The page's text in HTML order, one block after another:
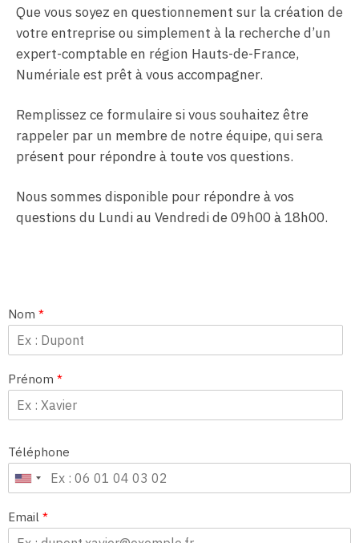
Que vous soyez en questionnement sur la création de
votre entreprise ou simplement à la recherche d’un
expert-comptable en région Hauts-de-France,
Numériale est prêt à vous accompagner.
Remplissez ce formulaire si vous souhaitez être
rappeler par un membre de notre équipe, qui sera
présent pour répondre à toute vos questions.
Nous sommes disponible pour répondre à vos
questions du Lundi au Vendredi de 09h00 à 18h00.
Nom *
Prénom *
Téléphone
Email *